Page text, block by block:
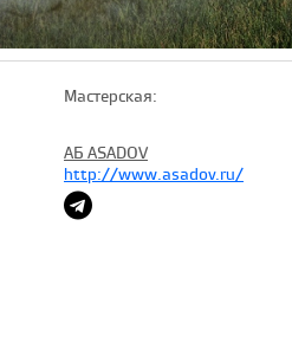
Мастерская:
АБ ASADOV
http://www.asadov.ru/